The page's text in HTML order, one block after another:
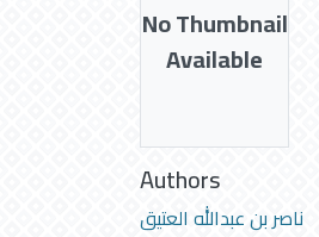
No Thumbnail
Available
Authors
ناصر بن عبدالله العتيق